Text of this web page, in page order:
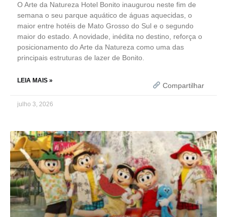
O Arte da Natureza Hotel Bonito inaugurou neste fim de
semana o seu parque aquático de águas aquecidas, o
maior entre hotéis de Mato Grosso do Sul e o segundo
maior do estado. A novidade, inédita no destino, reforça o
posicionamento do Arte da Natureza como uma das
principais estruturas de lazer de Bonito.
LEIA MAIS »
Compartilhar
julho 3, 2026